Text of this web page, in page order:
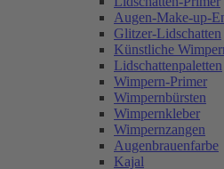
Augen-Make-up-
Glitzer-Lidschatten
Künstliche
Lidschattenpaletten
Wimpern-Primer
Wimpernbürsten
Wimpernkleber
Wimpernzangen
Augenbrauenfarbe
Kajal